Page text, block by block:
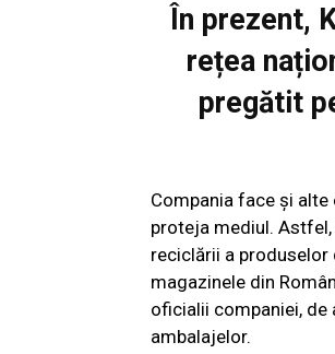
În prezent,
rețea
pregătit
Compania face și
proteja mediul.
reciclării a produselor
magazinele din
oficialii companiei, de
ambalajelor.